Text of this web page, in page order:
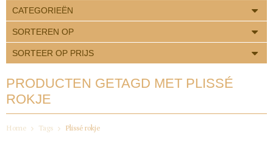
CATEGORIEËN
SORTEREN OP
SORTEER OP PRIJS
PRODUCTEN GETAGD MET PLISSÉ
ROKJE
Home Tags Plissé rokje